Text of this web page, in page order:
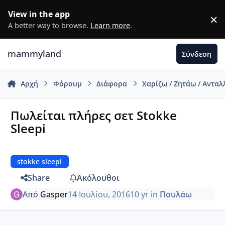
View in the app
A better way to browse. Learn more. ×
mammyland Σύνδεση
Αρχή Φόρουμ Διάφορα Χαρίζω / Ζητάω /
Πωλείται πλήρες σετ Stokke
Sleepi
stokke sleepi
Share
Ακόλουθοι
Από Gasper14 Ιουλίου, 201610 yrin Πουλάω